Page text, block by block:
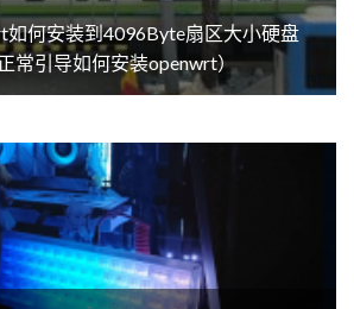
如何安装到4096Byte扇区大小硬盘
常引导如何安装openwrt）